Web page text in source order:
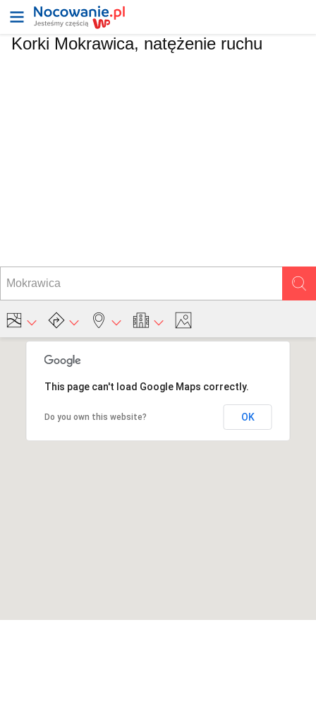
Korki Mokrawica, natężenie ruchu
This page can't load Google Maps correctly.
Do you own this website? OK